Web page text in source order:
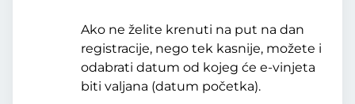
Ako ne želite krenuti na put na dan
registracije, nego tek kasnije, možete i
odabrati datum od kojeg će e-vinjeta
biti valjana (datum početka).